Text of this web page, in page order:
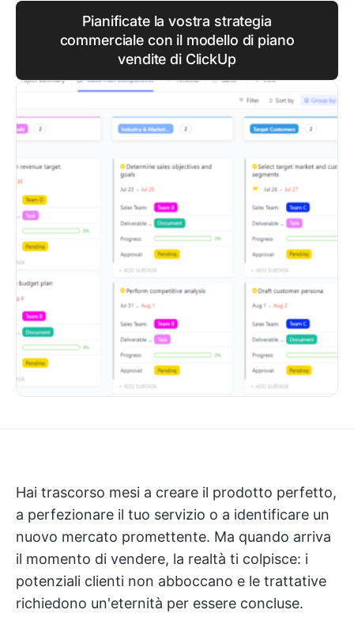
Pianificate la vostra strategia
commerciale con il modello di piano
vendite di ClickUp
Hai trascorso mesi a creare il prodotto perfetto,
a perfezionare il tuo servizio o a identificare un
nuovo mercato promettente. Ma quando arriva
il momento di vendere, la realtà ti colpisce: i
potenziali clienti non abboccano e le trattative
richiedono un'eternità per essere concluse.